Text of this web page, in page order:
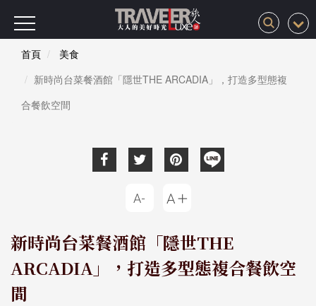
首頁
美食
新時尚台菜餐酒館「隱世THE ARCADIA」，打造多型態複
合餐飲空間
新時尚台菜餐酒館「隱世THE
ARCADIA」，打造多型態複合餐飲空
間